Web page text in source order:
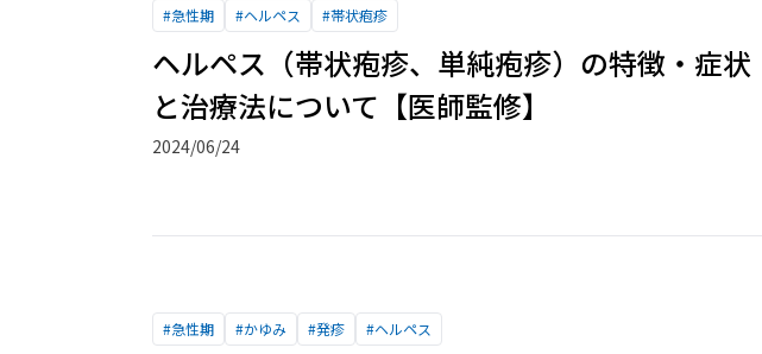
#急性期 #ヘルペス #帯状疱疹
ヘルペス（帯状疱疹、単純疱疹）の特徴・症状
と治療法について【医師監修】
2024/06/24
#急性期 #かゆみ #発疹 #ヘルペス